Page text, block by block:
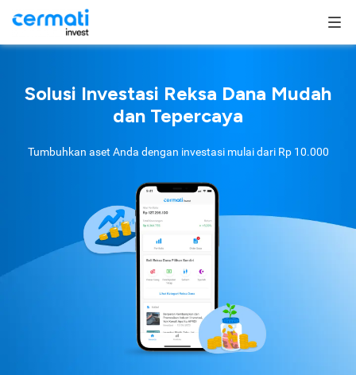
Solusi Investasi Reksa Dana Mudah
dan Tepercaya
Tumbuhkan aset Anda dengan investasi mulai dari Rp 10.000